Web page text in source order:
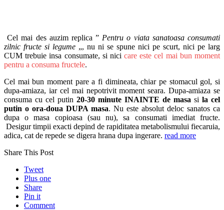
Cel mai des auzim replica ” Pentru o viata sanatoasa consumati
zilnic fructe si legume „, nu ni se spune nici pe scurt, nici pe larg
CUM trebuie insa consumate, si nicicare este cel mai bun moment
pentru a consuma fructele.
Cel mai bun moment pare a fi dimineata, chiar pe stomacul gol, si
dupa-amiaza, iar cel mai nepotrivit moment seara. Dupa-amiaza se
consuma cu cel putin 20-30 minute INAINTE de masa si la cel
putin o ora-doua DUPA masa. Nu este absolut deloc sanatos ca
dupa o masa copioasa (sau nu), sa consumati imediat fructe.
Desigur timpii exacti depind de rapiditatea metabolismului fiecaruia,
adica, cat de repede se digera hrana dupa ingerare. read more
Share This Post
Tweet
Plus one
Share
Pin it
Comment